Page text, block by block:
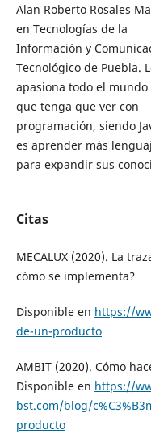
Alan Roberto Rosales
en Tecnologías de la
Información y
Tecnológico de Puebla.
apasiona todo el
que tenga que ver con
programación, siendo
es aprender más
para expandir sus
Citas
MECALUX (2020). La
cómo se implementa?
Disponible en https://
de-un-producto
AMBIT (2020). Cómo
Disponible en https://
bst.com/blog/
producto